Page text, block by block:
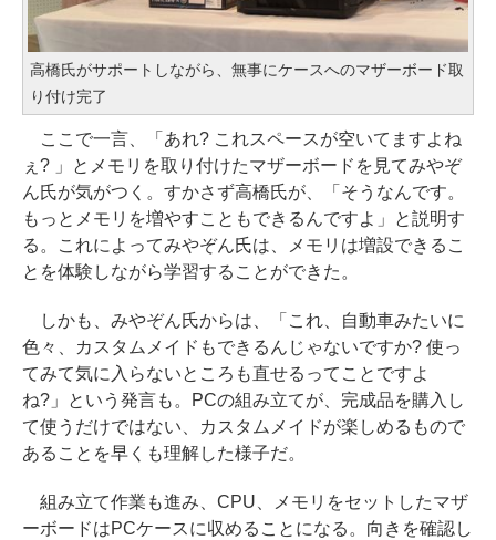
高橋氏がサポートしながら、無事にケースへのマザーボード取
り付け完了
ここで一言、「あれ? これスペースが空いてますよね
ぇ? 」とメモリを取り付けたマザーボードを見てみやぞ
ん氏が気がつく。すかさず高橋氏が、「そうなんです。
もっとメモリを増やすこともできるんですよ」と説明す
る。これによってみやぞん氏は、メモリは増設できるこ
とを体験しながら学習することができた。
しかも、みやぞん氏からは、「これ、自動車みたいに
色々、カスタムメイドもできるんじゃないですか? 使っ
てみて気に入らないところも直せるってことですよ
ね?」という発言も。PCの組み立てが、完成品を購入し
て使うだけではない、カスタムメイドが楽しめるもので
あることを早くも理解した様子だ。
組み立て作業も進み、CPU、メモリをセットしたマザ
ーボードはPCケースに収めることになる。向きを確認し